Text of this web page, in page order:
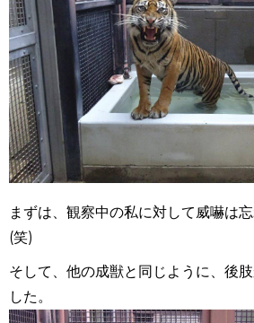
まずは、観察中の私に対して威嚇は
(笑)
そして、他の成獣と同じように、後
した。